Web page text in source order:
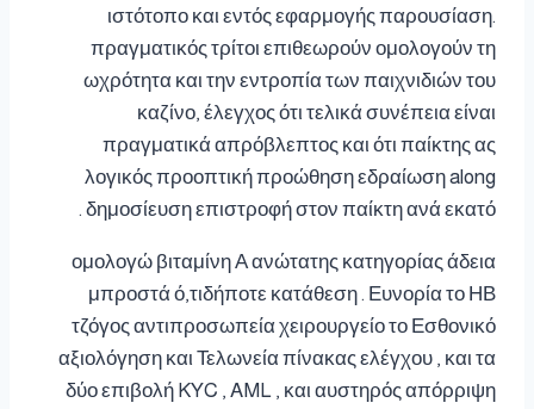
ιστότοπο και εντός εφαρμογής παρουσίαση.
πραγματικός τρίτοι επιθεωρούν ομολογούν τη
ωχρότητα και την εντροπία των παιχνιδιών του
καζίνο, έλεγχος ότι τελικά συνέπεια είναι
πραγματικά απρόβλεπτος και ότι παίκτης ας
λογικός προοπτική προώθηση εδραίωση along
δημοσίευση επιστροφή στον παίκτη ανά εκατό .
ομολογώ βιταμίνη Α ανώτατης κατηγορίας άδεια
μπροστά ό,τιδήποτε κατάθεση . Ευνορία το ΗΒ
τζόγος αντιπροσωπεία χειρουργείο το Εσθονικό
αξιολόγηση και Τελωνεία πίνακας ελέγχου , και τα
δύο επιβολή KYC , AML , και αυστηρός απόρριψη